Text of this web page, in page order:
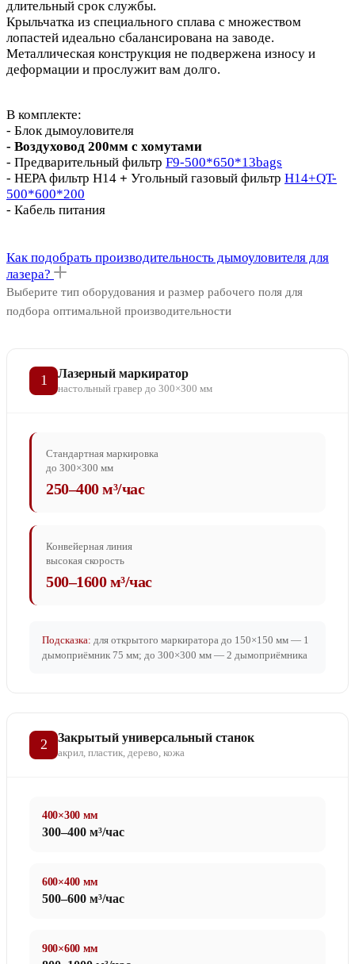
длительный срок службы.
Крыльчатка из специального сплава с множеством
лопастей идеально сбалансирована на заводе.
Металлическая конструкция не подвержена износу и
деформации и прослужит вам долго.
В комплекте:
- Блок дымоуловителя
- Воздуховод 200мм с хомутами
- Предварительный фильтр F9-500*650*13bags
- HEPA фильтр H14 + Угольный газовый фильтр H14+QT-
500*600*200
- Кабель питания
Как подобрать производительность дымоуловителя для
лазера?
Выберите тип оборудования и размер рабочего поля для
подбора оптимальной производительности
1 Лазерный маркиратор
настольный гравер до 300×300 мм
Стандартная маркировка
до 300×300 мм
250–400 м³/час
Конвейерная линия
высокая скорость
500–1600 м³/час
Подсказка: для открытого маркиратора до 150×150 мм — 1
дымоприёмник 75 мм; до 300×300 мм — 2 дымоприёмника
2 Закрытый универсальный станок
акрил, пластик, дерево, кожа
400×300 мм
300–400 м³/час
600×400 мм
500–600 м³/час
900×600 мм